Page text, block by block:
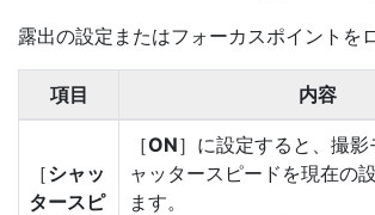
露出の設定またはフォーカスポイントを
項目 内容
［シャッ
タースピ
［ON］に設定すると、撮影
ャッタースピードを現在の
ます。